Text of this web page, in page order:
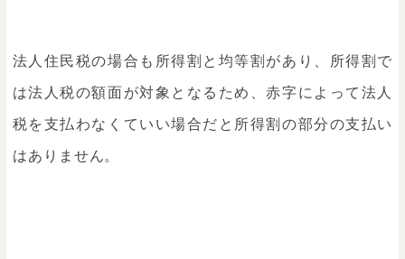
法人住民税の場合も所得割と均等割があり、所得割で
は法人税の額面が対象となるため、赤字によって法人
税を支払わなくていい場合だと所得割の部分の支払い
はありません。